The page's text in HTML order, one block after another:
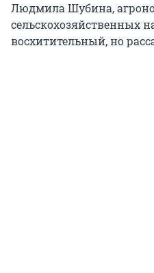
Людмила Шубина,
сельскохозяйственных
восхитительный, но